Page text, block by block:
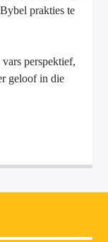
prakties te
perspektief,
geloof in die